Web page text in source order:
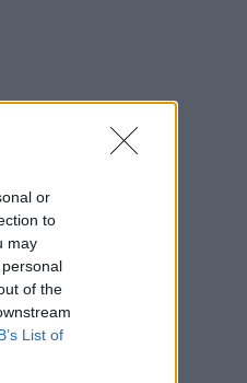
or
to
may
of the
List of